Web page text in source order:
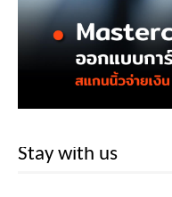
Stay with us